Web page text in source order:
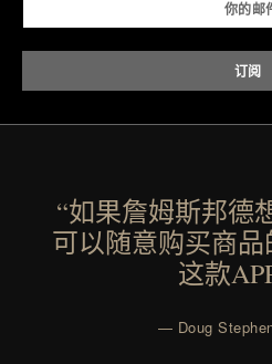
“如果詹姆斯邦德
可以随意购买商品
这款
— Doug